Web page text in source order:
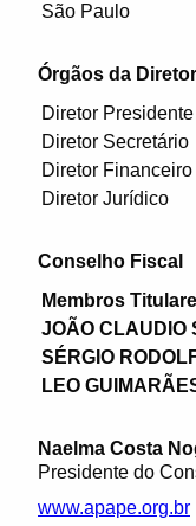
São Paulo
Órgãos da
Diretor Presidente
Diretor Secretário
Diretor Financeiro
Diretor Jurídico
Conselho Fiscal
Membros
JOÃO CLAUDIO
SÉRGIO
LEO
Naelma Costa
Presidente do
www.apape.org.br